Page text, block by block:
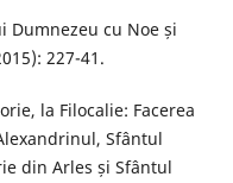
Dumnezeu cu Noe și
227-41.
la Filocalie: Facerea
Sfântul
din Arles și Sfântul